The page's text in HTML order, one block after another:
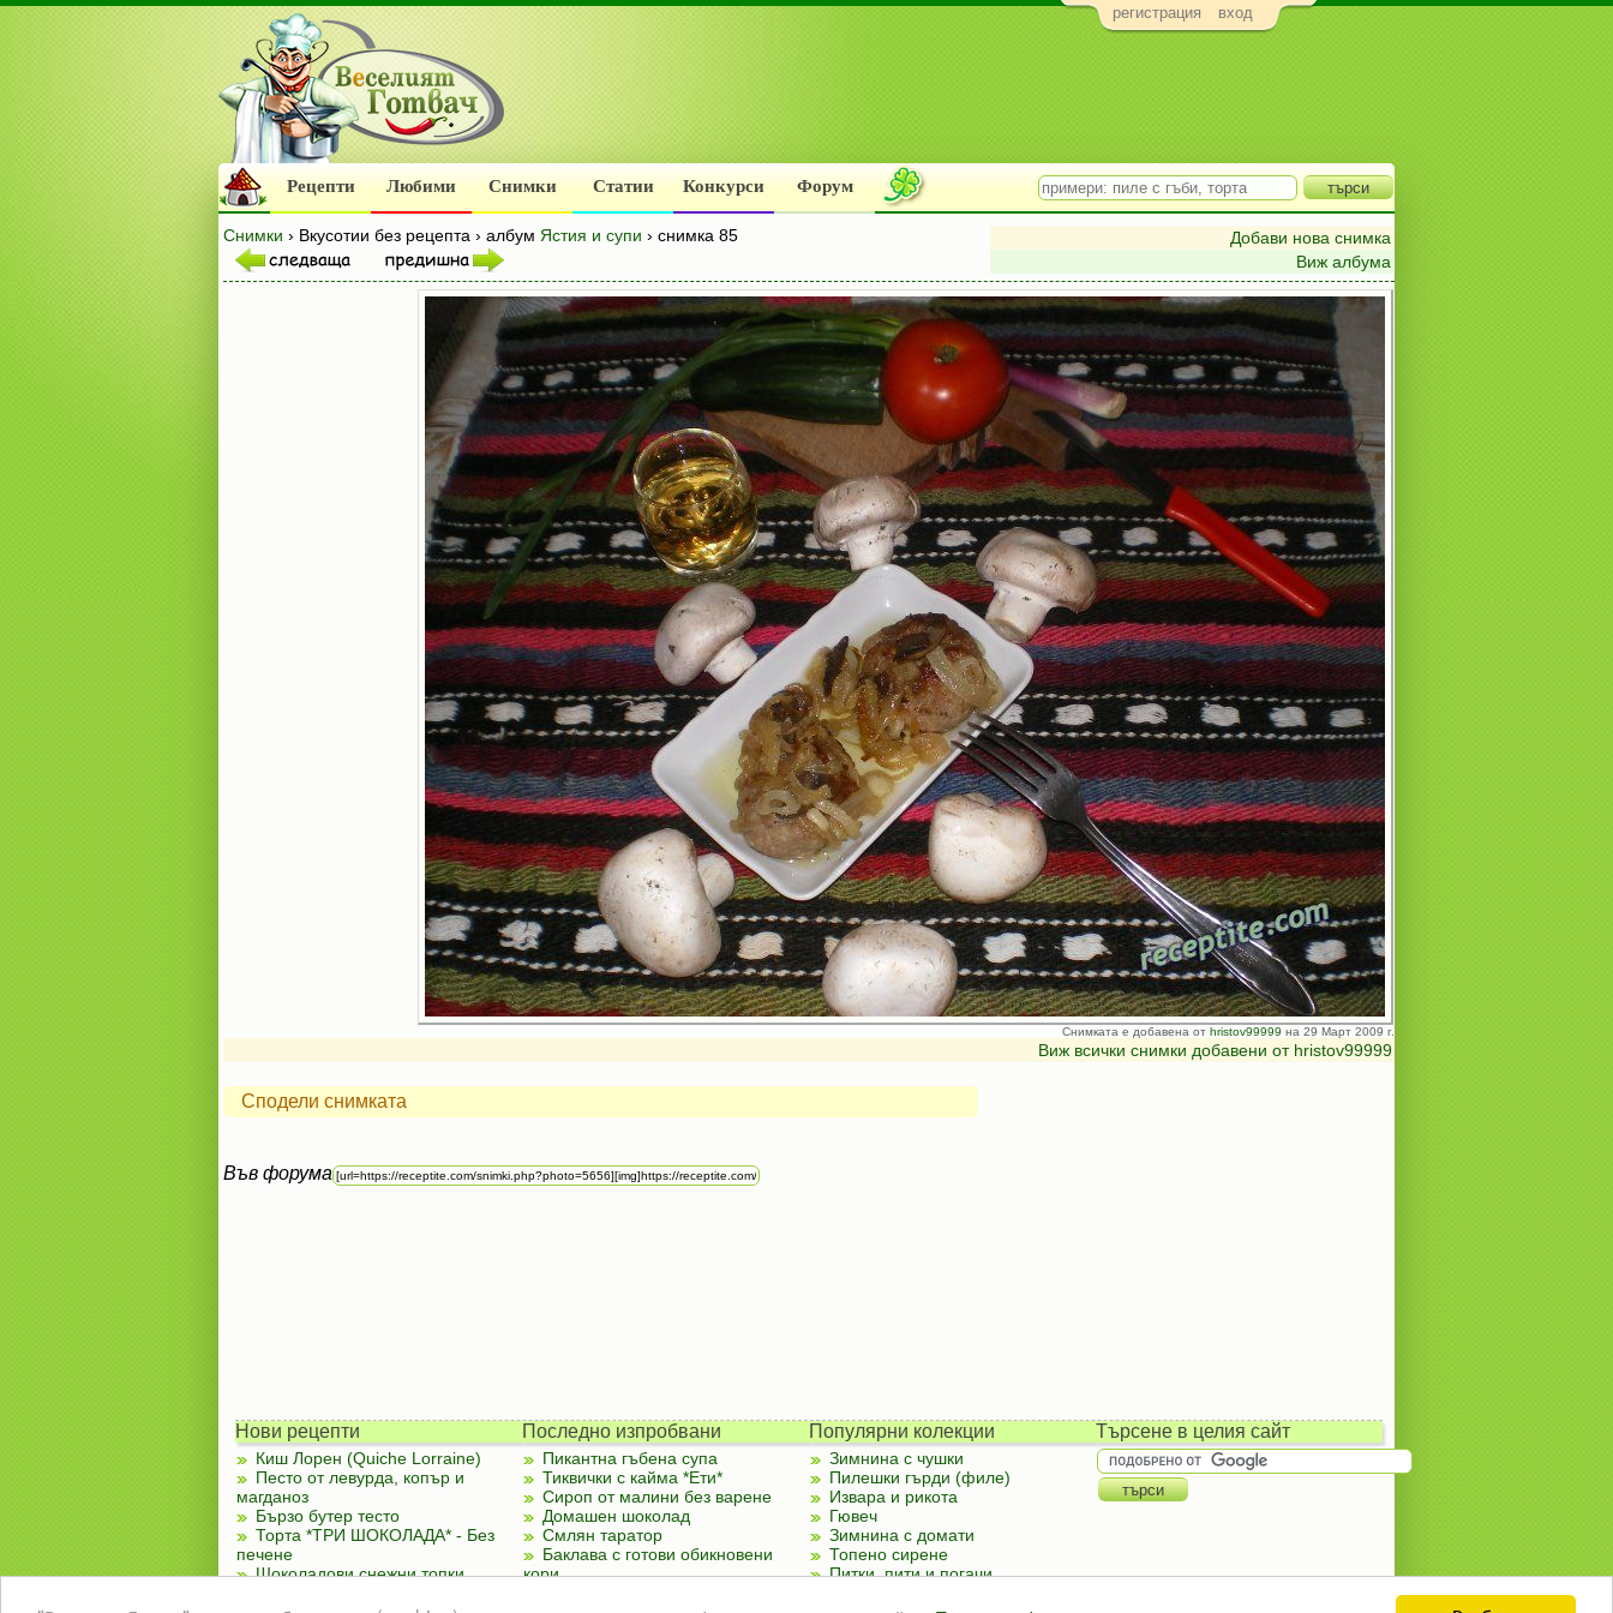
регистрация вход
Рецепти Любими Снимки Статии Конкурси Форум
Снимки › Вкусотии без рецепта › албум Ястия и супи › снимка 85
Добави нова снимка
Виж албума
Снимката е добавена от hristov99999 на 29 Март 2009 г.
Виж всички снимки добавени от hristov99999
Сподели снимката
Във форума
Нови рецепти
Киш Лорен (Quiche Lorraine)
Песто от левурда, копър и
магданоз
Бързо бутер тесто
Торта *ТРИ ШОКОЛАДА* - Без
печене
Шоколадови снежни топки
Последно изпробвани
Пикантна гъбена супа
Тиквички с кайма *Ети*
Сироп от малини без варене
Домашен шоколад
Смлян таратор
Баклава с готови обикновени
кори
Популярни колекции
Зимнина с чушки
Пилешки гърди (филе)
Извара и рикота
Гювеч
Зимнина с домати
Топено сирене
Питки, пити и погачи
Търсене в целия сайт